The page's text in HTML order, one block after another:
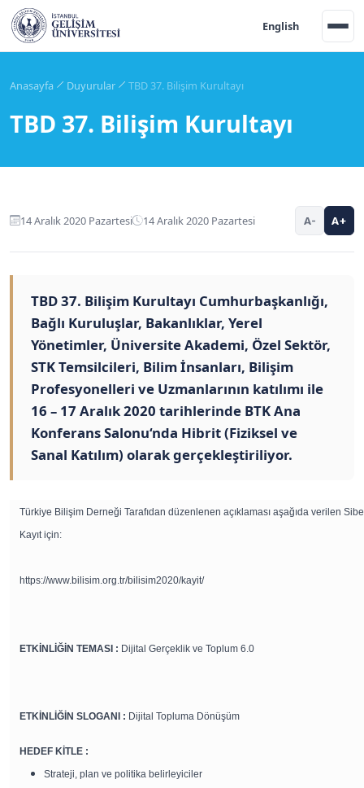
English
Anasayfa Duyurular TBD 37. Bilişim Kurultayı
TBD 37. Bilişim Kurultayı
14 Aralık 2020 Pazartesi 14 Aralık 2020 Pazartesi A- A+
TBD 37. Bilişim Kurultayı Cumhurbaşkanlığı,
Bağlı Kuruluşlar, Bakanlıklar, Yerel
Yönetimler, Üniversite Akademi, Özel Sektör,
STK Temsilcileri, Bilim İnsanları, Bilişim
Profesyonelleri ve Uzmanlarının katılımı ile
16 – 17 Aralık 2020 tarihlerinde BTK Ana
Konferans Salonu‘nda Hibrit (Fiziksel ve
Sanal Katılım) olarak gerçekleştiriliyor.
Türkiye Bilişim Derneği Tarafıdan düzenlenen açıklaması aşağıda verilen
Kayıt için:
https://www.bilisim.org.tr/bilisim2020/kayit/
ETKİNLİĞİN TEMASI : Dijital Gerçeklik ve Toplum 6.0
ETKİNLİĞİN SLOGANI : Dijital Topluma Dönüşüm
HEDEF KİTLE :
Strateji, plan ve politika belirleyiciler